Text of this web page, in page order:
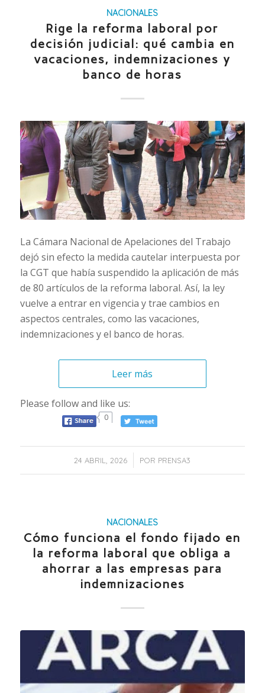
NACIONALES
Rige la reforma laboral por
decisión judicial: qué cambia en
vacaciones, indemnizaciones y
banco de horas
La Cámara Nacional de Apelaciones del Trabajo
dejó sin efecto la medida cautelar interpuesta por
la CGT que había suspendido la aplicación de más
de 80 artículos de la reforma laboral. Así, la ley
vuelve a entrar en vigencia y trae cambios en
aspectos centrales, como las vacaciones,
indemnizaciones y el banco de horas.
Leer más
Please follow and like us:
0
24 ABRIL, 2026
/ POR PRENSA3
NACIONALES
Cómo funciona el fondo fijado en
la reforma laboral que obliga a
ahorrar a las empresas para
indemnizaciones